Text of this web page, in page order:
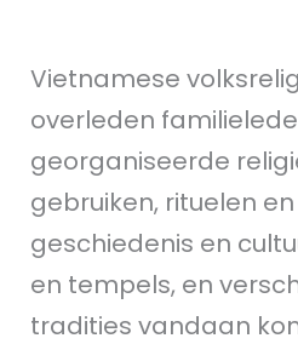
Vietnamese
overleden
georganiseerde
gebruiken, rituelen
geschiedenis en
en tempels, en
tradities vandaan